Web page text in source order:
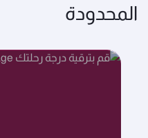
المحدودة